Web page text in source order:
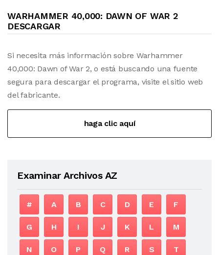
WARHAMMER 40,000: DAWN OF WAR 2
DESCARGAR
Si necesita más información sobre Warhammer
40,000: Dawn of War 2, o está buscando una fuente
segura para descargar el programa, visite el sitio web
del fabricante.
haga clic aquí
Examinar Archivos AZ
# A B C D E F
G H I J K L M
N O P Q R S T